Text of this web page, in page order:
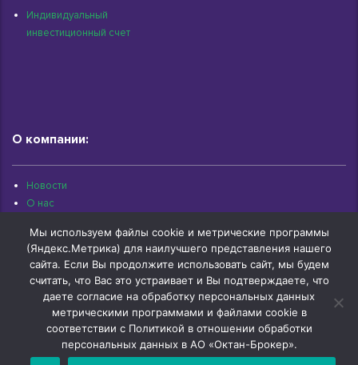
Индивидуальный
инвестиционный счет
О компании:
Новости
О нас
Контакты
Архив документов
© 1997-2026 «Октан-Брокер» | г.Омск, ул.Красный Путь, 109 оф.510 |
+7 (3812) 29-00-92
Мы используем файлы cookie и метрические программы
(Яндекс.Метрика) для наилучшего представления нашего
сайта. Если Вы продолжите использовать сайт, мы будем
считать, что Вас это устраивает и Вы подтверждаете, что
даете согласие на обработку персональных данных
метрическими программами и файлами cookie в
соответствии с Политикой в отношении обработки
персональных данных в АО «Октан-Брокер».